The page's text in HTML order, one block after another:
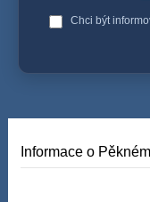
Chci být
Informace o